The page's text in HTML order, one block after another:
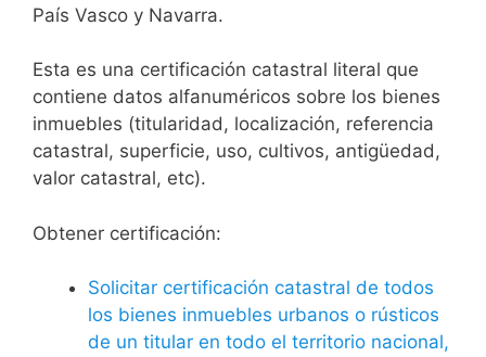
País Vasco y Navarra.
Esta es una certificación catastral literal que
contiene datos alfanuméricos sobre los bienes
inmuebles (titularidad, localización, referencia
catastral, superficie, uso, cultivos, antigüedad,
valor catastral, etc).
Obtener certificación:
Solicitar certificación catastral de todos
los bienes inmuebles urbanos o rústicos
de un titular en todo el territorio nacional,